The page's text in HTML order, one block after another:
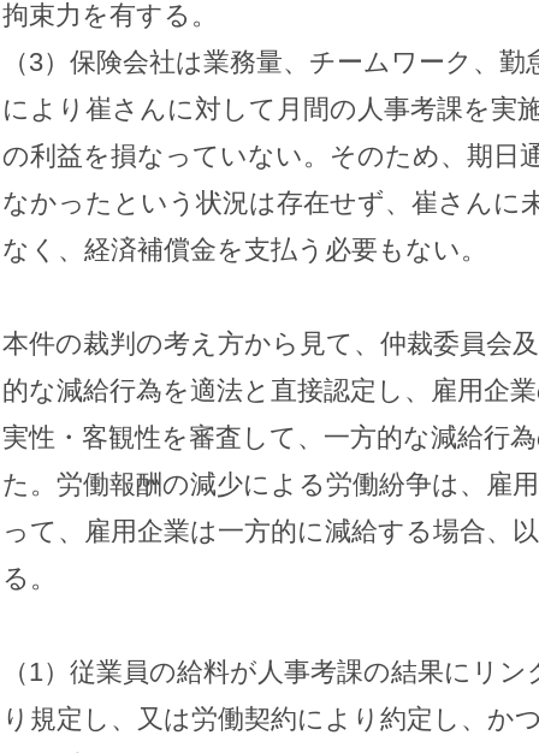
拘束力を有する。
（3）保険会社は業務量、チームワーク、
により崔さんに対して月間の人事考課を実
の利益を損なっていない。そのため、期日
なかったという状況は存在せず、崔さんに
なく、経済補償金を支払う必要もない。
本件の裁判の考え方から見て、仲裁委員会
的な減給行為を適法と直接認定し、雇用企
実性・客観性を審査して、一方的な減給行
た。労働報酬の減少による労働紛争は、雇
って、雇用企業は一方的に減給する場合、
る。
（1）従業員の給料が人事考課の結果にリ
り規定し、又は労働契約により約定し、か